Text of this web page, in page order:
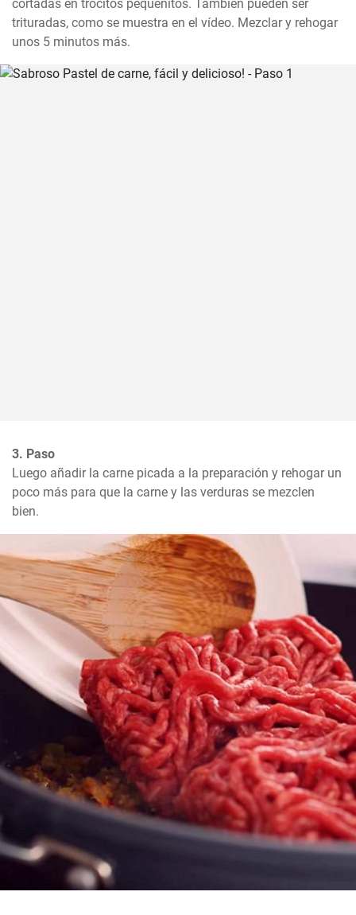
cortadas en trocitos pequeñitos. También pueden ser
trituradas, como se muestra en el vídeo. Mezclar y rehogar
unos 5 minutos más.
3. Paso
Luego añadir la carne picada a la preparación y rehogar un
poco más para que la carne y las verduras se mezclen
bien.